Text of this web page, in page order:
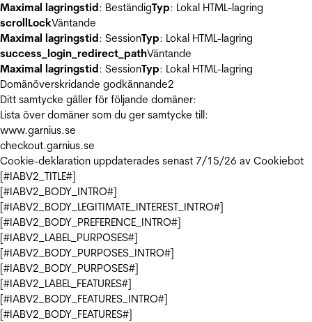
Maximal lagringstid: BeständigTyp: Lokal HTML-lagring
scrollLockVäntande
Maximal lagringstid: SessionTyp: Lokal HTML-lagring
success_login_redirect_pathVäntande
Maximal lagringstid: SessionTyp: Lokal HTML-lagring
Domänöverskridande godkännande2
Ditt samtycke gäller för följande domäner:
Lista över domäner som du ger samtycke till:
www.garnius.se
checkout.garnius.se
Cookie-deklaration uppdaterades senast 7/15/26 av Cookiebot
[#IABV2_TITLE#]
[#IABV2_BODY_INTRO#]
[#IABV2_BODY_LEGITIMATE_INTEREST_INTRO#]
[#IABV2_BODY_PREFERENCE_INTRO#]
[#IABV2_LABEL_PURPOSES#]
[#IABV2_BODY_PURPOSES_INTRO#]
[#IABV2_BODY_PURPOSES#]
[#IABV2_LABEL_FEATURES#]
[#IABV2_BODY_FEATURES_INTRO#]
[#IABV2_BODY_FEATURES#]